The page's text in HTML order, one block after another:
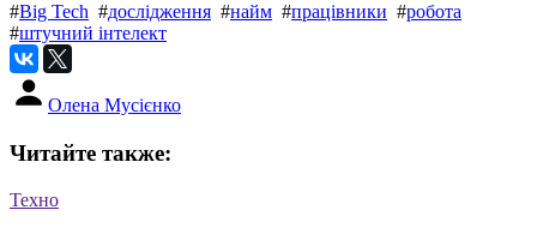
#Big Tech #дослідження #найм #працівники #робота
#штучний інтелект
Олена Мусієнко
Читайте также:
Техно